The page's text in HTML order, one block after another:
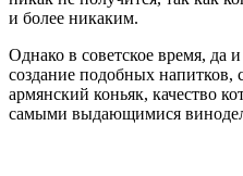
и более никаким.
Однако в советское время, да
создание подобных напитков,
армянский коньяк, качество
самыми выдающимися